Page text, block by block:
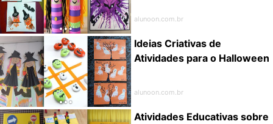
alunoon.com.br
Ideias Criativas de
Atividades para o Halloween
alunoon.com.br
Atividades Educativas sobre